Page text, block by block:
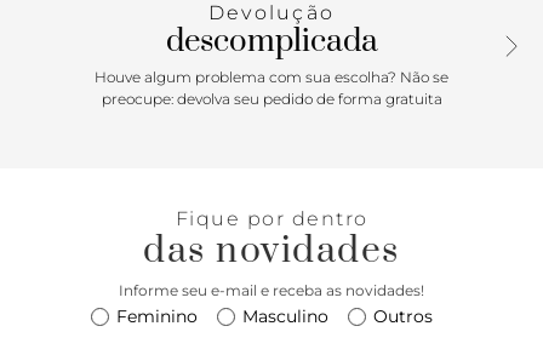
Devolução
descomplicada
Houve algum problema com sua escolha? Não se
preocupe: devolva seu pedido de forma gratuita
Fique por dentro
das novidades
Informe seu e-mail e receba as novidades!
Feminino Masculino Outros